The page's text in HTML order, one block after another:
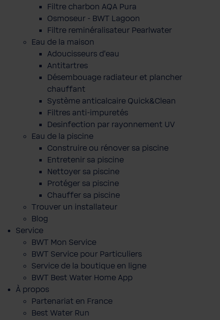
Filtre charbon AQA Pura
Osmoseur - BWT Lagoon
Filtre reminéralisateur Pearlwater
Eau de la maison
Adoucisseurs d'eau
Antitartres
Désembouage radiateur et plancher
chauffant
Système anticalcaire Quick&Clean
Filtres anti-impuretés
Desinfection par rayonnement UV
Eau de la piscine
Construire ou rénover sa piscine
Entretenir sa piscine
Nettoyer sa piscine
Protéger sa piscine
Chauffer sa piscine
Trouver un installateur
Blog
Service
BWT Mon Service
BWT Service pour Particuliers
Service de la boutique en ligne
BWT Best Water Home App
À propos
Partenariat en France
Best Water Run